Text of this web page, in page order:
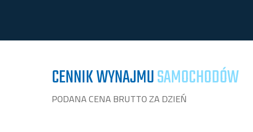
CENNIK WYNAJMUSAMOCHODÓW
PODANA CENA BRUTTO ZA DZIEŃ